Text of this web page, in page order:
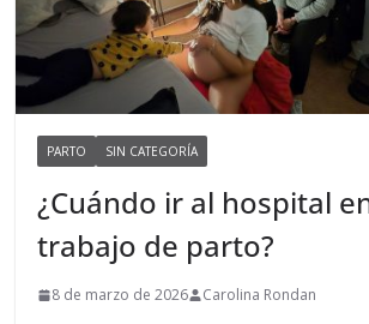
PARTO SIN CATEGORÍA
¿Cuándo ir al hospital
trabajo de parto?
8 de marzo de 2026 Carolina Rondan